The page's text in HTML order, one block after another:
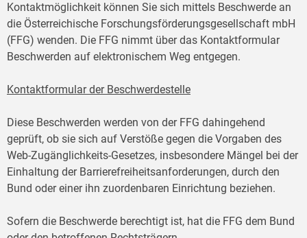
Kontaktmöglichkeit können Sie sich mittels Beschwerde an
die Österreichische Forschungsförderungsgesellschaft mbH
(FFG) wenden. Die FFG nimmt über das Kontaktformular
Beschwerden auf elektronischem Weg entgegen.
Kontaktformular der Beschwerdestelle
Diese Beschwerden werden von der FFG dahingehend
geprüft, ob sie sich auf Verstöße gegen die Vorgaben des
Web-Zugänglichkeits-Gesetzes, insbesondere Mängel bei der
Einhaltung der Barrierefreiheitsanforderungen, durch den
Bund oder einer ihn zuordenbaren Einrichtung beziehen.
Sofern die Beschwerde berechtigt ist, hat die FFG dem Bund